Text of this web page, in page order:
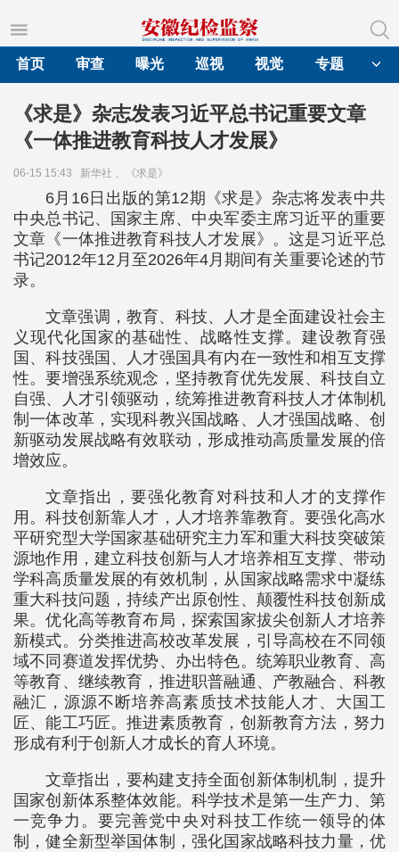
首页
审查 曝光 巡视 视觉 专题
《求是》杂志发表习近平总书记重要文章
《一体推进教育科技人才发展》
06-15 15:43 新华社 、《求是》
6月16日出版的第12期《求是》杂志将发表中共
中央总书记、国家主席、中央军委主席习近平的重要
文章《一体推进教育科技人才发展》。这是习近平总
书记2012年12月至2026年4月期间有关重要论述的节
录。
文章强调，教育、科技、人才是全面建设社会主
义现代化国家的基础性、战略性支撑。建设教育强
国、科技强国、人才强国具有内在一致性和相互支撑
性。要增强系统观念，坚持教育优先发展、科技自立
自强、人才引领驱动，统筹推进教育科技人才体制机
制一体改革，实现科教兴国战略、人才强国战略、创
新驱动发展战略有效联动，形成推动高质量发展的倍
增效应。
文章指出，要强化教育对科技和人才的支撑作
用。科技创新靠人才，人才培养靠教育。要强化高水
平研究型大学国家基础研究主力军和重大科技突破策
源地作用，建立科技创新与人才培养相互支撑、带动
学科高质量发展的有效机制，从国家战略需求中凝练
重大科技问题，持续产出原创性、颠覆性科技创新成
果。优化高等教育布局，探索国家拔尖创新人才培养
新模式。分类推进高校改革发展，引导高校在不同领
域不同赛道发挥优势、办出特色。统筹职业教育、高
等教育、继续教育，推进职普融通、产教融合、科教
融汇，源源不断培养高素质技术技能人才、大国工
匠、能工巧匠。推进素质教育，创新教育方法，努力
形成有利于创新人才成长的育人环境。
文章指出，要构建支持全面创新体制机制，提升
国家创新体系整体效能。科学技术是第一生产力、第
一竞争力。要完善党中央对科技工作统一领导的体
制，健全新型举国体制，强化国家战略科技力量，优